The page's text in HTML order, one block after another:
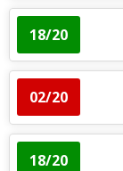
18/20
02/20
18/20